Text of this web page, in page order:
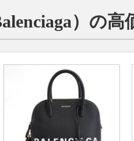
）の高